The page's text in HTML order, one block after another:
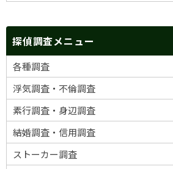
探偵調査メニュー
各種調査
浮気調査・不倫調査
素行調査・身辺調査
結婚調査・信用調査
ストーカー調査